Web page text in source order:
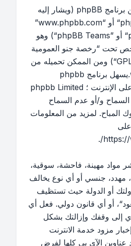
منتدياتنا مدعومة من برنامج phpBB (ويشار إليه
بهم أو ”برنامج phpBB“ أو “www.phpbb.com”
أو ”phpBB Limited“ أو ”phpBB Teams“) وهو
تحت “رخصة جنو العمومية
.يسهل برنامج phpbb
المناقشات القائمة على الإنترنت ؛ phpbb Limited
و/أو عدم السماح
المباح. لمزيد من المعلومات
.
مواد مهينة، فاحشة، سوقية،
جنسي أو أي نوع يخالف
أو الدولة حيث تستظيف
أو أي قانون دولي. فعل أي
وقفك وإزالتك بشكل
مزود خدمة الانترنت
الآي بي كلها لفرض